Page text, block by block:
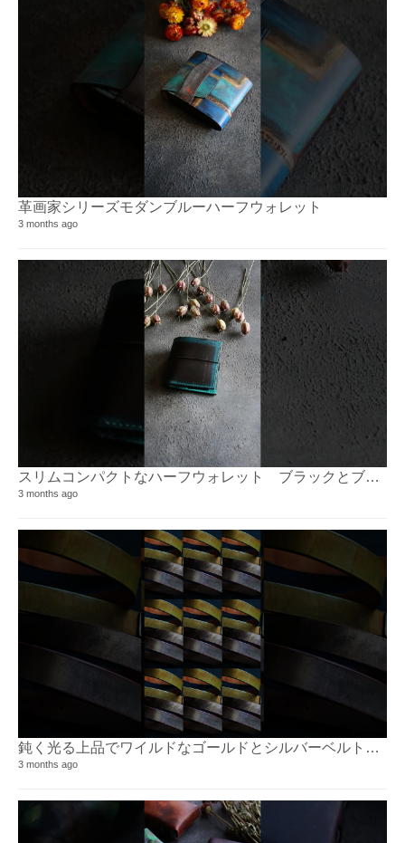
革画家シリーズモダンブルーハーフウォレット⁡
3 months ago
スリムコンパクトなハーフウォレット ブラックとブルーグリーンのおしゃなツートンに染め上げた一品
3 months ago
3 months ago